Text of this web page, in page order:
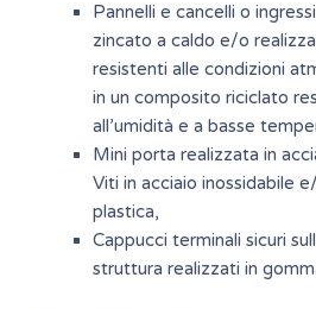
Pannelli e cancelli o
zincato a caldo e/o
resistenti alle condizioni
in un composito riciclato
all’umidità e a basse
Mini porta realizzata in
Viti in acciaio inossidabile
plastica,
Cappucci terminali sicuri
struttura realizzati in